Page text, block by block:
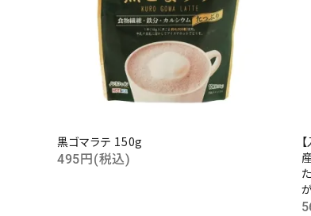
黒ゴマラテ 150g
495円(税込)